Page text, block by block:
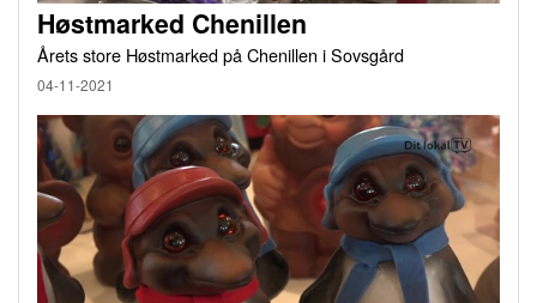
Høstmarked Chenillen
Årets store Høstmarked på Chenillen i Sovsgård
04-11-2021